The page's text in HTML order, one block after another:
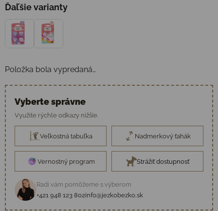
Ďaľšie varianty
Položka bola vypredaná…
Vyberte správne
Využite rýchle odkazy nižšie.
Veľkostná tabuľka Nadmerkový ťahák
Vernostný program Strážiť dostupnosť
Radi vám pomôžeme s výberom
+421 948 123 802info@jezkobezko.sk